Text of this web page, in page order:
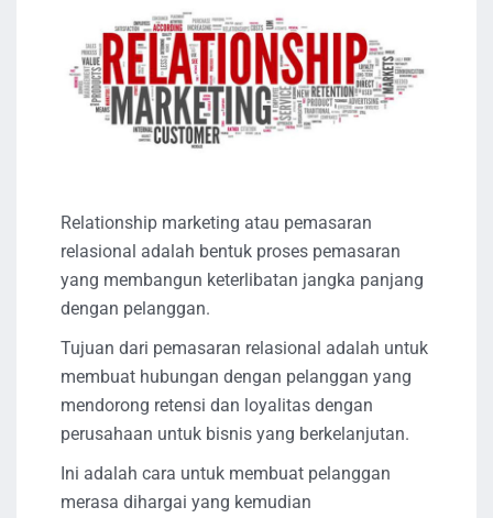
Relationship marketing atau pemasaran
relasional adalah bentuk proses pemasaran
yang membangun keterlibatan jangka panjang
dengan pelanggan.
Tujuan dari pemasaran relasional adalah untuk
membuat hubungan dengan pelanggan yang
mendorong retensi dan loyalitas dengan
perusahaan untuk bisnis yang berkelanjutan.
Ini adalah cara untuk membuat pelanggan
merasa dihargai yang kemudian